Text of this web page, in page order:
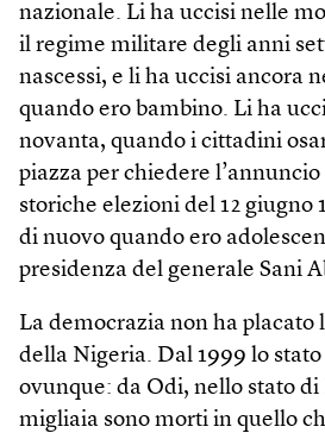
nazionale. Li ha uccisi nelle
il regime militare degli anni
nascessi, e li ha uccisi ancora
quando ero bambino. Li ha
novanta, quando i cittadini
piazza per chiedere
storiche elezioni del 12 giugno
di nuovo quando ero
presidenza del generale Sani
La democrazia non ha placato
della Nigeria. Dal 1999 lo
ovunque: da Odi, nello stato di
migliaia sono morti in quello